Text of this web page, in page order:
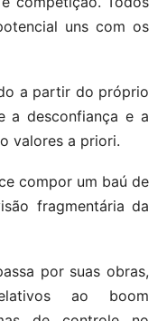
uns com os
a partir do próprio
a desconfiança e a
valores a priori.
compor um baú de
fragmentária da
por suas obras,
ao boom